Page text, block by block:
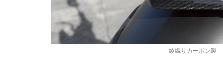
S
t
綾織りカーボン製